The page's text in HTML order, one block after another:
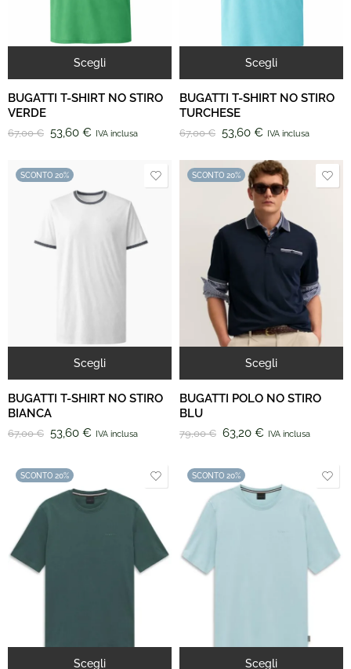
Scegli
BUGATTI T-SHIRT NO STIRO
VERDE
67,00€ 53,60 € IVA inclusa
Scegli
BUGATTI T-SHIRT NO STIRO
TURCHESE
67,00€ 53,60 € IVA inclusa
SCONTO 20%
Scegli
BUGATTI T-SHIRT NO STIRO
BIANCA
67,00€ 53,60 € IVA inclusa
SCONTO 20%
Scegli
BUGATTI POLO NO STIRO
BLU
79,00€ 63,20 € IVA inclusa
SCONTO 20%
Scegli
SCONTO 20%
Scegli